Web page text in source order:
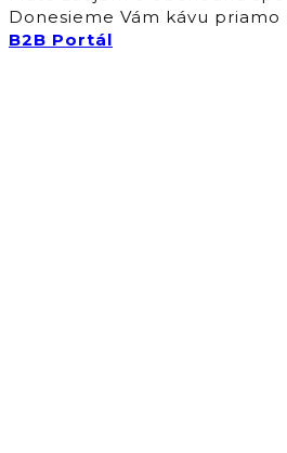
Donesieme Vám kávu priamo
B2B Portál